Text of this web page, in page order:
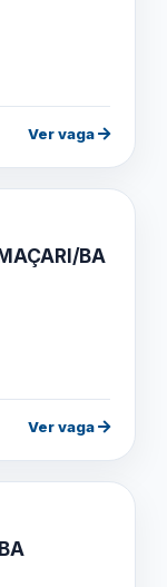
Ver vaga
BA
Ver vaga